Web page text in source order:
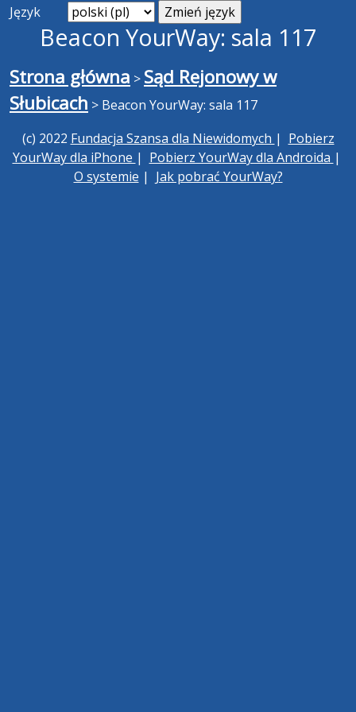
Język
Beacon YourWay: sala 117
Strona główna > Sąd Rejonowy w
Słubicach > Beacon YourWay: sala 117
(c) 2022 Fundacja Szansa dla Niewidomych | Pobierz
YourWay dla iPhone | Pobierz YourWay dla Androida |
O systemie | Jak pobrać YourWay?